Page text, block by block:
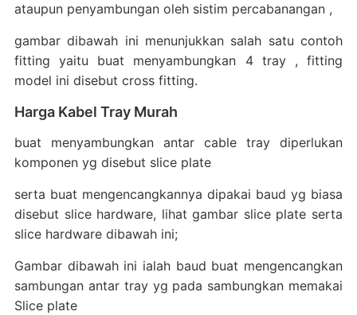
ataupun penyambungan oleh sistim percabanangan ,
gambar dibawah ini menunjukkan salah satu contoh
fitting yaitu buat menyambungkan 4 tray , fitting
model ini disebut cross fitting.
Harga Kabel Tray Murah
buat menyambungkan antar cable tray diperlukan
komponen yg disebut slice plate
serta buat mengencangkannya dipakai baud yg biasa
disebut slice hardware, lihat gambar slice plate serta
slice hardware dibawah ini;
Gambar dibawah ini ialah baud buat mengencangkan
sambungan antar tray yg pada sambungkan memakai
Slice plate